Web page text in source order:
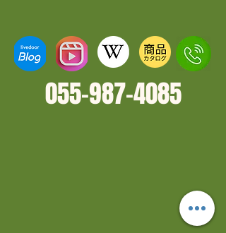
055-987-4085